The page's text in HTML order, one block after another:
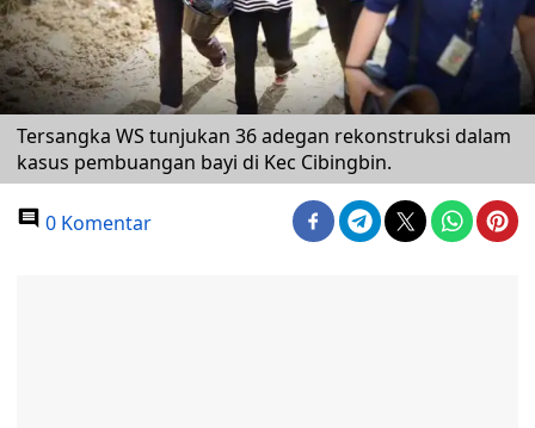
Tersangka WS tunjukan 36 adegan rekonstruksi dalam
kasus pembuangan bayi di Kec Cibingbin.
0 Komentar